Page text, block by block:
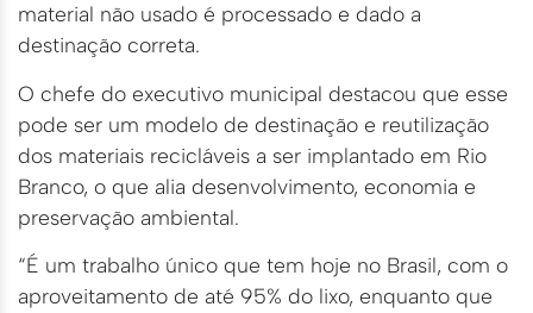
material não usado é processado e dado a
destinação correta.
O chefe do executivo municipal destacou que esse
pode ser um modelo de destinação e reutilização
dos materiais recicláveis a ser implantado em Rio
Branco, o que alia desenvolvimento, economia e
preservação ambiental.
“É um trabalho único que tem hoje no Brasil, com o
aproveitamento de até 95% do lixo, enquanto que